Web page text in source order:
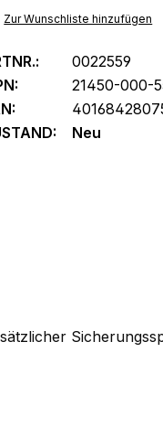
Zur Wunschliste hinzufügen
0022559
21450-000-
Neu